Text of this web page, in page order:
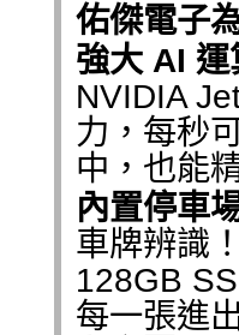
佑傑電子
強大 AI 運
NVIDIA
力，每秒
中，也能
內置停車
車牌辨識
128GB
每一張進